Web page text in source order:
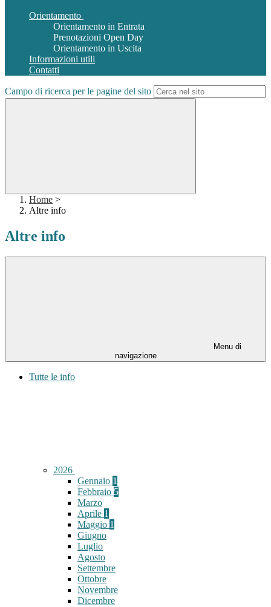
Orientamento
Orientamento in Entrata
Prenotazioni Open Day
Orientamento in Uscita
Informazioni utili
Contatti
Campo di ricerca per le pagine del sito
Home >
Altre info
Altre info
Menu di
navigazione
Tutte le info
2026
Gennaio 1
Febbraio 5
Marzo
Aprile 1
Maggio 1
Giugno
Luglio
Agosto
Settembre
Ottobre
Novembre
Dicembre